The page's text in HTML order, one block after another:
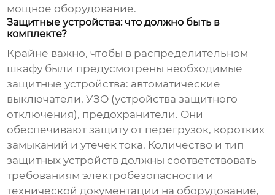
мощное оборудование.
Защитные устройства: что должно быть в
комплекте?
Крайне важно, чтобы в распределительном
шкафу были предусмотрены необходимые
защитные устройства: автоматические
выключатели, УЗО (устройства защитного
отключения), предохранители. Они
обеспечивают защиту от перегрузок, коротких
замыканий и утечек тока. Количество и тип
защитных устройств должны соответствовать
требованиям электробезопасности и
технической документации на оборудование,